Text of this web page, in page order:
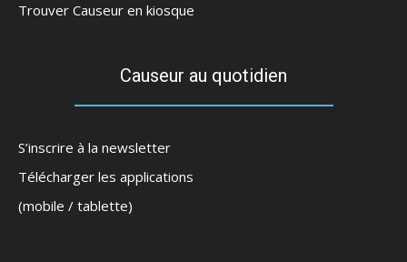
Trouver Causeur en kiosque
Causeur au quotidien
S’inscrire à la newsletter
Télécharger les applications
(mobile / tablette)